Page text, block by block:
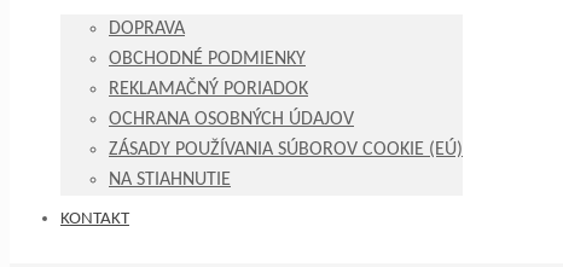
DOPRAVA
OBCHODNÉ PODMIENKY
REKLAMAČNÝ PORIADOK
OCHRANA OSOBNÝCH ÚDAJOV
ZÁSADY POUŽÍVANIA SÚBOROV COOKIE (EÚ)
NA STIAHNUTIE
KONTAKT